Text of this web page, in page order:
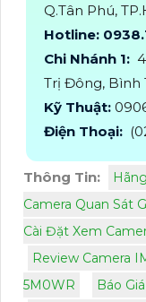
Q.Tân Phú,
Hotline:
Chi Nhánh 1:
Trị Đông, Bình
Kỹ Thuật:
Điện Thoại:
Thông Tin:
Camera Quan Sát
Cài Đặt Xem
Review Camera
5M0WR
Báo